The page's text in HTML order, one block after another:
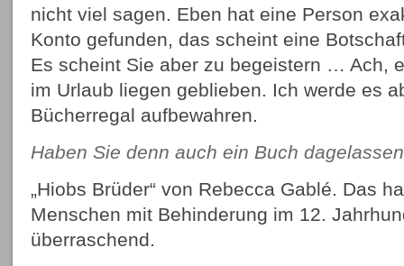
nicht viel sagen. Eben hat eine Person
Konto gefunden, das scheint eine
Es scheint Sie aber zu begeistern … Ach,
im Urlaub liegen geblieben. Ich werde es
Bücherregal aufbewahren.
Haben Sie denn auch ein Buch
„Hiobs Brüder“ von Rebecca Gablé. Das
Menschen mit Behinderung im 12.
überraschend.